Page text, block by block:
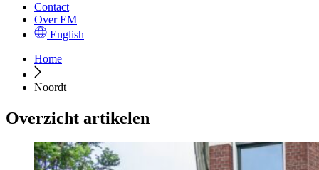
Contact
Over EM
English
Home
Noordt
Overzicht artikelen